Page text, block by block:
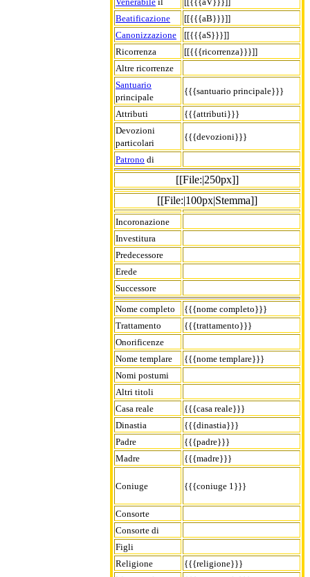
Beatificazione
[[{{{aB}}}]]
Canonizzazione
[[{{{aS}}}]]
Ricorrenza
[[{{{ricorrenza}}}]]
Altre ricorrenze
Santuario
principale
{{{santuario principale}}}
Attributi
{{{attributi}}}
Devozioni
particolari
{{{devozioni}}}
Patrono di
[[File:|250px]]
[[File:|100px|Stemma]]
Incoronazione
Investitura
Predecessore
Erede
Successore
Nome completo
{{{nome completo}}}
Trattamento
{{{trattamento}}}
Onorificenze
Nome templare
{{{nome templare}}}
Nomi postumi
Altri titoli
Casa reale
{{{casa reale}}}
Dinastia
{{{dinastia}}}
Padre
{{{padre}}}
Madre
{{{madre}}}
Coniuge {{{coniuge 1}}}
Consorte
Consorte di
Figli
Religione
{{{religione}}}